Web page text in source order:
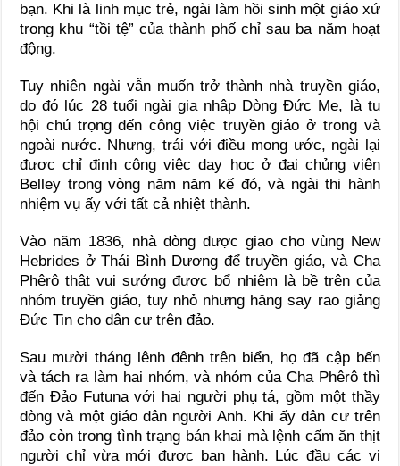
bạn. Khi là linh mục trẻ, ngài làm hồi sinh một giáo xứ
trong khu “tồi tệ” của thành phố chỉ sau ba năm hoạt
động.
Tuy nhiên ngài vẫn muốn trở thành nhà truyền giáo,
do đó lúc 28 tuổi ngài gia nhập Dòng Ðức Mẹ, là tu
hội chú trọng đến công việc truyền giáo ở trong và
ngoài nước. Nhưng, trái với điều mong ước, ngài lại
được chỉ định công việc dạy học ở đại chủng viện
Belley trong vòng năm năm kế đó, và ngài thi hành
nhiệm vụ ấy với tất cả nhiệt thành.
Vào năm 1836, nhà dòng được giao cho vùng New
Hebrides ở Thái Bình Dương để truyền giáo, và Cha
Phêrô thật vui sướng được bổ nhiệm là bề trên của
nhóm truyền giáo, tuy nhỏ nhưng hăng say rao giảng
Ðức Tin cho dân cư trên đảo.
Sau mười tháng lênh đênh trên biển, họ đã cập bến
và tách ra làm hai nhóm, và nhóm của Cha Phêrô thì
đến Ðảo Futuna với hai người phụ tá, gồm một thầy
dòng và một giáo dân người Anh. Khi ấy dân cư trên
đảo còn trong tình trạng bán khai mà lệnh cấm ăn thịt
người chỉ vừa mới được ban hành. Lúc đầu các vị